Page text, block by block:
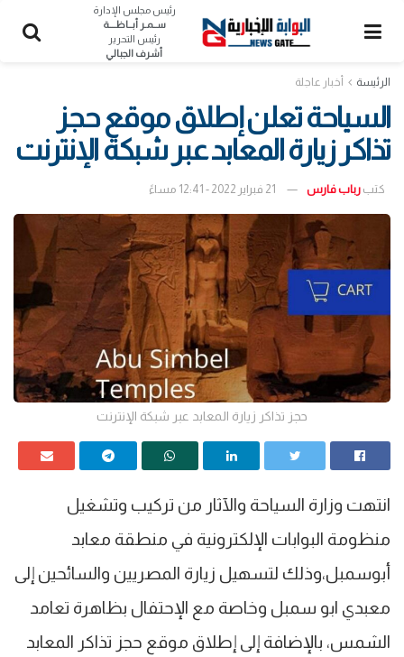
رئيس مجلس الإدارة
ســمـر أبــاظــــة
رئيس التحرير
أشرف الجبالي
الرئيسة أخبار عاجلة
السياحة تعلن إطلاق موقع حجز
تذاكر زيارة المعابد عبر شبكة الإنترنت
كتب رباب فارس 21 فبراير 2022 - 12:41 مساءً
حجز تذاكر زيارة المعابد عبر شبكة الإنترنت
انتهت وزارة السياحة والآثار من تركيب وتشغيل
منظومة البوابات الإلكترونية في منطقة معابد
أبوسمبل،وذلك لتسهيل زيارة المصريين والسائحين إلى
معبدي ابو سمبل وخاصة مع الإحتفال بظاهرة تعامد
الشمس، بالإضافة إلى إطلاق موقع حجز تذاكر المعابد